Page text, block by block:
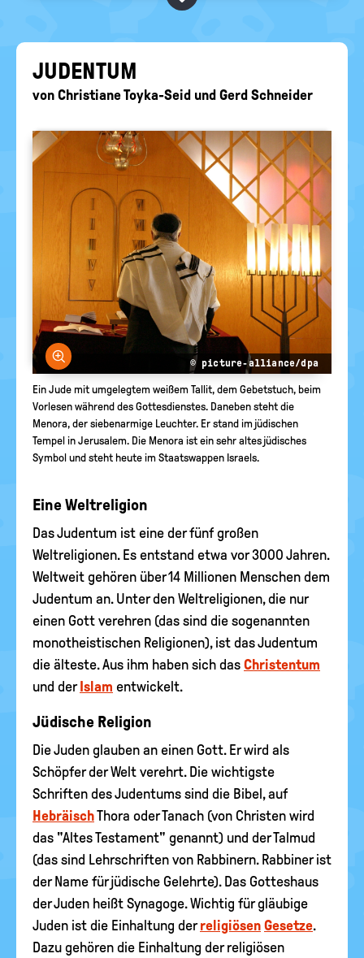
politische
EURE AKTUELLEN FRAGEN...
JU­DEN­TUM
von Christiane Toyka-Seid und Gerd Schneider
Bild vergrößern
© picture-alliance/dpa
Ein Jude mit umgelegtem weißem Tallit, dem Gebetstuch, beim
Vorlesen während des Gottesdienstes. Daneben steht die
Menora, der siebenarmige Leuchter. Er stand im jüdischen
Tempel in Jerusalem. Die Menora ist ein sehr altes jüdisches
Symbol und steht heute im Staatswappen Israels.
Eine Weltreligion
Das Judentum ist eine der fünf großen
Weltreligionen. Es entstand etwa vor 3000 Jahren.
Weltweit gehören über 14 Millionen Menschen dem
Judentum an. Unter den Weltreligionen, die nur
einen Gott verehren (das sind die sogenannten
monotheistischen Religionen), ist das Judentum
die älteste. Aus ihm haben sich das Christentum
und der Islam entwickelt.
Jüdische Religion
Die Juden glauben an einen Gott. Er wird als
Schöpfer der Welt verehrt. Die wichtigste
Schriften des Judentums sind die Bibel, auf
HebräischThora oder Tanach (von Christen wird
das "Altes Testament" genannt) und der Talmud
(das sind Lehrschriften von Rabbinern. Rabbiner ist
der Name für jüdische Gelehrte). Das Gotteshaus
der Juden heißt Synagoge. Wichtig für gläubige
Juden ist die Einhaltung derreligiösen Gesetze.
Dazu gehören die Einhaltung der religiösen